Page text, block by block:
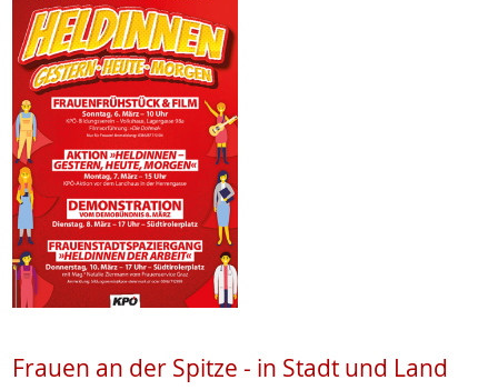
Frauen an der Spitze - in Stadt und Land